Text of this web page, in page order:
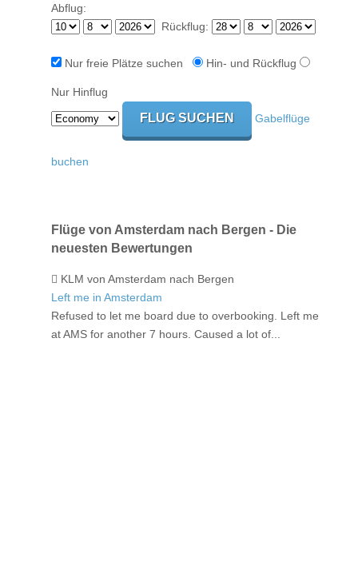
Abflug:
Rückflug:
Nur freie Plätze suchen Hin- und Rückflug
Nur Hinflug
Gabelflüge
buchen
Flüge von Amsterdam nach Bergen - Die
neuesten Bewertungen
KLM von Amsterdam nach Bergen
Left me in Amsterdam
Refused to let me board due to overbooking. Left me
at AMS for another 7 hours. Caused a lot of...